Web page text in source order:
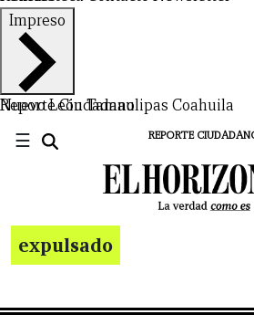
Impreso
Nuevo LeónTamaulipas Coahuila
Reporte Ciudadano
☰ REPORTE
expulsado